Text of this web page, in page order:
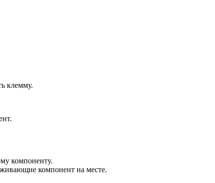
клемму.
компоненту.
компонент на месте.